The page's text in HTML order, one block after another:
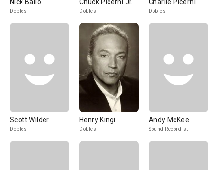
Nick Ballo
Dobles
Chuck Picerni Jr.
Dobles
Charlie Picerni
Dobles
Scott Wilder
Dobles
Henry Kingi
Dobles
Andy McKee
Sound Recordist